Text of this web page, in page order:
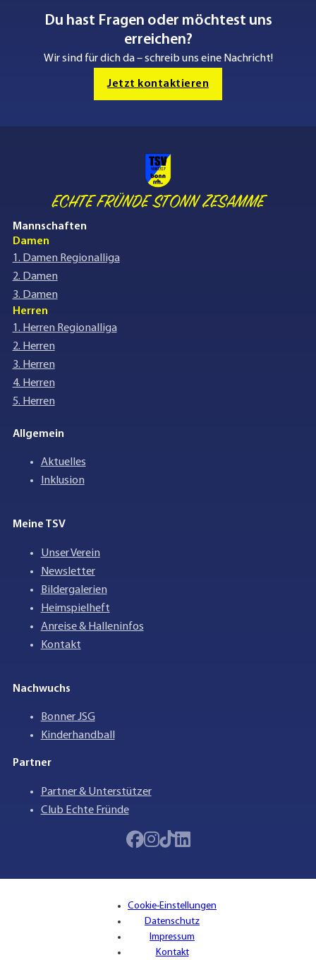
Du hast Fragen oder möchtest uns
erreichen?
Wir sind für dich da – schreib uns eine Nachricht!
Jetzt kontaktieren
ECHTE FRÜNDE STONN ZESAMME
Mannschaften
Damen
1. Damen Regionalliga
2. Damen
3. Damen
Herren
1. Herren Regionalliga
2. Herren
3. Herren
4. Herren
5. Herren
Allgemein
Aktuelles
Inklusion
Meine TSV
Unser Verein
Newsletter
Bildergalerien
Heimspielheft
Anreise & Halleninfos
Kontakt
Nachwuchs
Bonner JSG
Kinderhandball
Partner
Partner & Unterstützer
Club Echte Fründe
Cookie-Einstellungen
Datenschutz
Impressum
Kontakt